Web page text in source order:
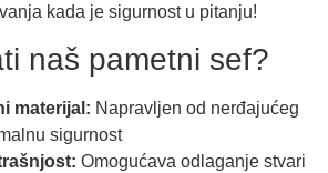
kada je sigurnost u pitanju!
naš pametni sef?
materijal: Napravljen od nerđajućeg
sigurnost
Omogućava odlaganje stvari